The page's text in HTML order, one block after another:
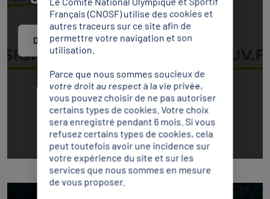
Découvrir
Français (CNOSF) utilise des cookies et
autres traceurs sur ce site afin de
permettre votre navigation et son
utilisation.
Parce que nous sommes soucieux de
votre droit au respect à la vie privée,
vous pouvez choisir de ne pas autoriser
certains types de cookies. Votre choix
sera enregistré pendant 6 mois. Si vous
refusez certains types de cookies, cela
peut toutefois avoir une incidence sur
votre expérience du site et sur les
services que nous sommes en mesure
de vous proposer.